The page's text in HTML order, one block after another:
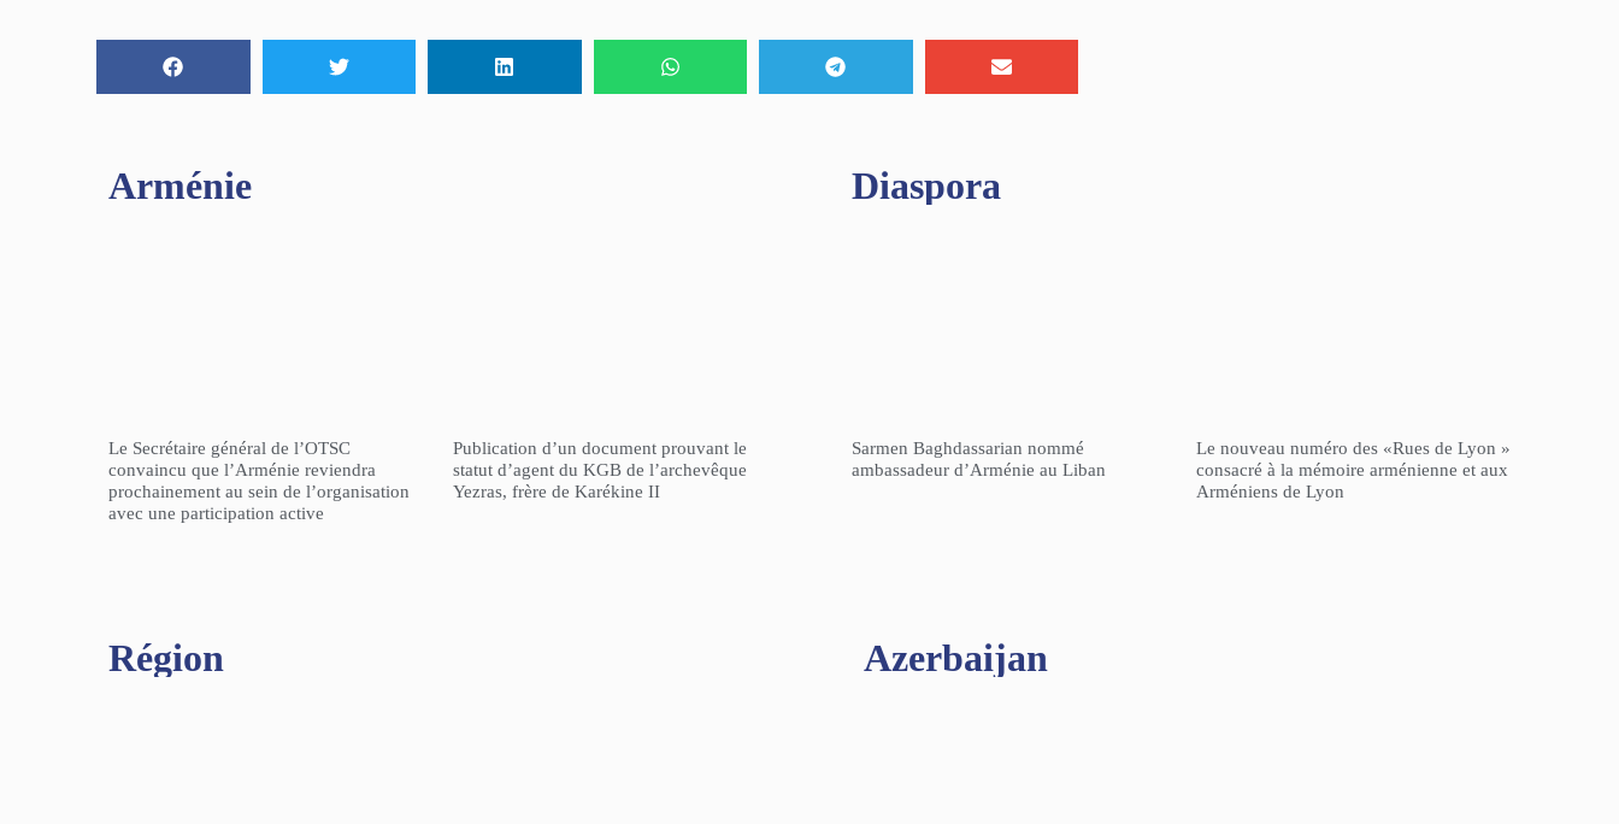
Arménie
Le Secrétaire général de l’OTSC
convaincu que l’Arménie reviendra
prochainement au sein de l’organisation
avec une participation active
Publication d’un document prouvant le
statut d’agent du KGB de l’archevêque
Yezras, frère de Karékine II
Diaspora
Sarmen Baghdassarian nommé
ambassadeur d’Arménie au Liban
Le nouveau numéro des «Rues de Lyon »
consacré à la mémoire arménienne et aux
Arméniens de Lyon
Région​ Azerbaijan